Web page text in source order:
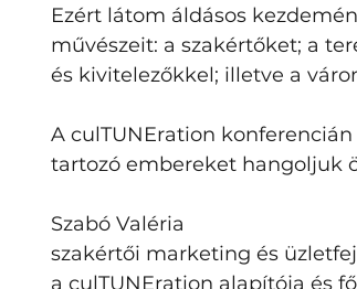
Ezért látom áldásos
művészeit: a szakértőket; a
és kivitelezőkkel; illetve a
A culTUNEration
tartozó embereket hangoljuk
Szabó Valéria
szakértői marketing és
a culTUNEration alapítója és